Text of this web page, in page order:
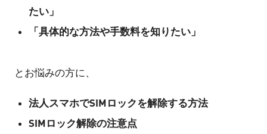
たい」
「具体的な方法や手数料を知りたい」
とお悩みの方に、
法人スマホでSIMロックを解除する方法
SIMロック解除の注意点